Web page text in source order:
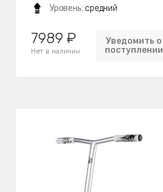
Уровень: средний
7989 ₽
Нет в наличии
Уведомить о
поступлении